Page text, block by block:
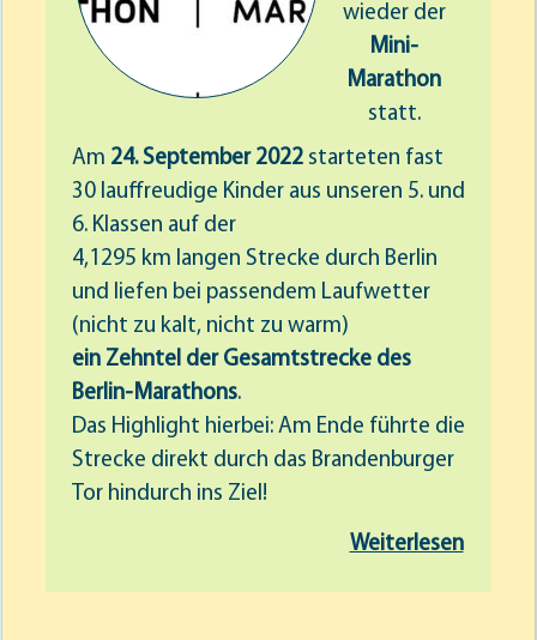
wieder der
Mini-
Marathon
statt.
Am 24. September 2022starteten fast
30 lauffreudige Kinder aus unseren 5. und
6. Klassen auf der
4,1295 km langen Strecke durch Berlin
und liefen bei passendem Laufwetter
(nicht zu kalt, nicht zu warm)
ein Zehntel der Gesamtstrecke des
Berlin-Marathons.
Das Highlight hierbei: Am Ende führte die
Strecke direkt durch das Brandenburger
Tor hindurch ins Ziel!
Weiterlesen